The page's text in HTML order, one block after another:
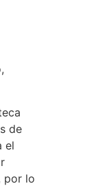
de
el
por lo